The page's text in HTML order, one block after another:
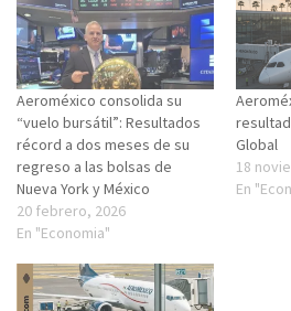
Aeroméxico consolida su
“vuelo bursátil”: Resultados
récord a dos meses de su
regreso a las bolsas de
Nueva York y México
20 febrero, 2026
En "Economia"
Global
18
En